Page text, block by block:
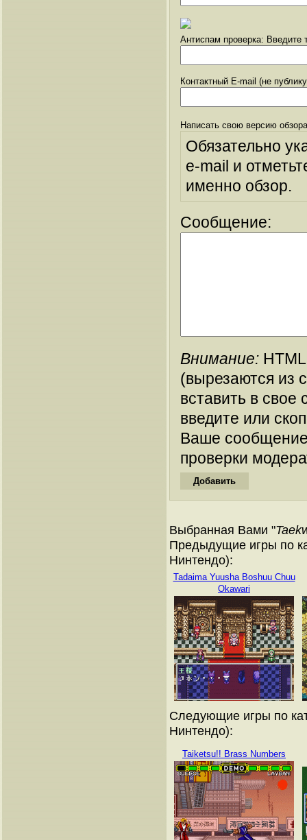
Антиспам проверка: Введите
Контактный E-mail (не
Написать свою версию
Обязательно
e-mail и
именно обзор.
Сообщение:
Внимание:
(вырезаются из
вставить в
введите или
Ваше
проверки
Выбранная Вами "
Предыдущие игры по
Нинтендо):
Tadaima Yuusha Boshuu Chuu
Okawari
Следующие игры по
Нинтендо):
Taiketsu!! Brass Numbers